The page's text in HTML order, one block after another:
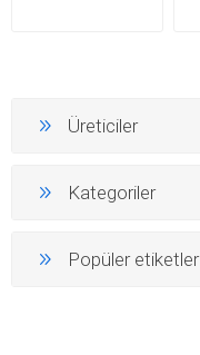
Üreticiler
Kategoriler
Popüler etiketler